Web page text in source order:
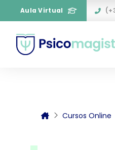
Aula Virtual
Cursos Online